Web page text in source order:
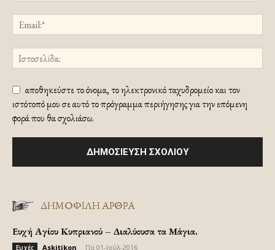
αποθηκεύστε το όνομα, το ηλεκτρονικό ταχυδρομείο και τον
ιστότοπό μου σε αυτό το πρόγραμμα περιήγησης για την επόμενη
φορά που θα σχολιάσω.
ΔΗΜΟΦΙΛΗ ΑΡΘΡΑ
Ευχή Αγίου Κυπριανού – Διαλύουσα τα Μάγια.
Ευχές Askitikon Πα 01-Ιούλ-2016